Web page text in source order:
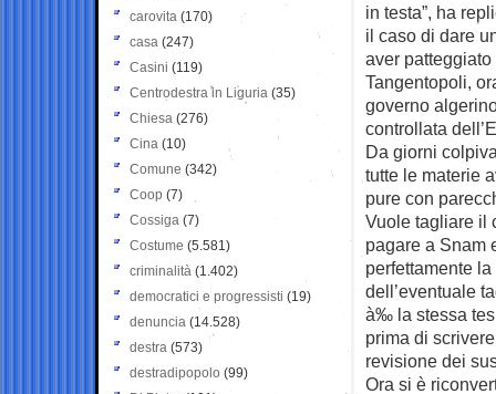
in testa”, ha
il caso di dare
aver
Tangentopoli,
governo
controllata
Da giorni
tutte le materie
pure con
Vuole tagliare il
pagare a Snam
perfettamente
dell’eventuale
à‰ la stessa
prima di
revisione dei
Ora si è
carovita (170)
casa (247)
Casini (119)
Centrodestra in Liguria (35)
Chiesa (276)
Cina (10)
Comune (342)
Coop (7)
Cossiga (7)
Costume (5.581)
criminalità (1.402)
democratici e progressisti (19)
denuncia (14.528)
destra (573)
destradipopolo (99)